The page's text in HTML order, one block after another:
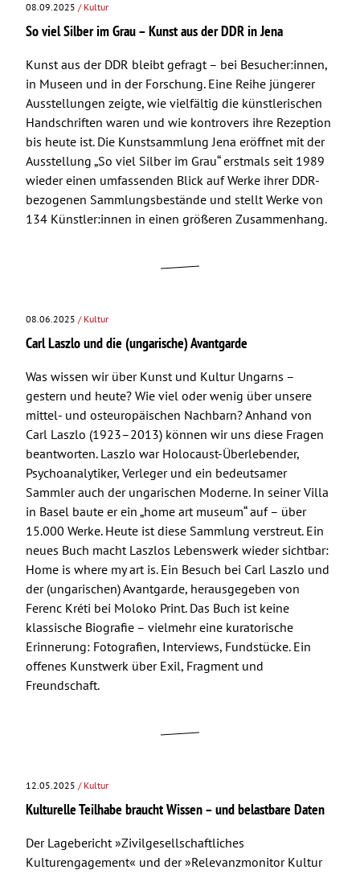
08.09.2025 / Kultur
So viel Silber im Grau – Kunst aus der DDR in Jena
Kunst aus der DDR bleibt gefragt – bei Besucher:innen,
in Museen und in der Forschung. Eine Reihe jüngerer
Ausstellungen zeigte, wie vielfältig die künstlerischen
Handschriften waren und wie kontrovers ihre Rezeption
bis heute ist. Die Kunstsammlung Jena eröffnet mit der
Ausstellung „So viel Silber im Grau“ erstmals seit 1989
wieder einen umfassenden Blick auf Werke ihrer DDR-
bezogenen Sammlungsbestände und stellt Werke von
134 Künstler:innen in einen größeren Zusammenhang.
08.06.2025 / Kultur
Carl Laszlo und die (ungarische) Avantgarde
Was wissen wir über Kunst und Kultur Ungarns –
gestern und heute? Wie viel oder wenig über unsere
mittel- und osteuropäischen Nachbarn? Anhand von
Carl Laszlo (1923–2013) können wir uns diese Fragen
beantworten. Laszlo war Holocaust-Überlebender,
Psychoanalytiker, Verleger und ein bedeutsamer
Sammler auch der ungarischen Moderne. In seiner Villa
in Basel baute er ein „home art museum“ auf – über
15.000 Werke. Heute ist diese Sammlung verstreut. Ein
neues Buch macht Laszlos Lebenswerk wieder sichtbar:
Home is where my art is. Ein Besuch bei Carl Laszlo und
der (ungarischen) Avantgarde, herausgegeben von
Ferenc Kréti bei Moloko Print. Das Buch ist keine
klassische Biografie – vielmehr eine kuratorische
Erinnerung: Fotografien, Interviews, Fundstücke. Ein
offenes Kunstwerk über Exil, Fragment und
Freundschaft.
12.05.2025 / Kultur
Kulturelle Teilhabe braucht Wissen – und belastbare Daten
Der Lagebericht »Zivilgesellschaftliches
Kulturengagement« und der »Relevanzmonitor Kultur